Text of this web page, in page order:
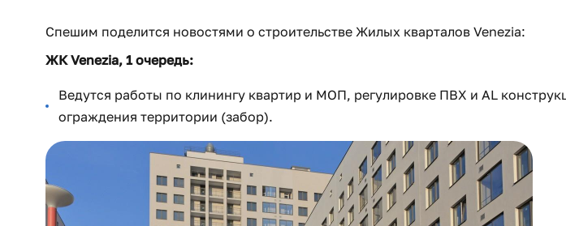
Спешим поделится новостями о строительстве Жилых кварталов Venezia:
ЖК Venezia, 1 очередь:
Ведутся работы по клинингу квартир и МОП, регулировке ПВХ и AL
ограждения территории (забор).